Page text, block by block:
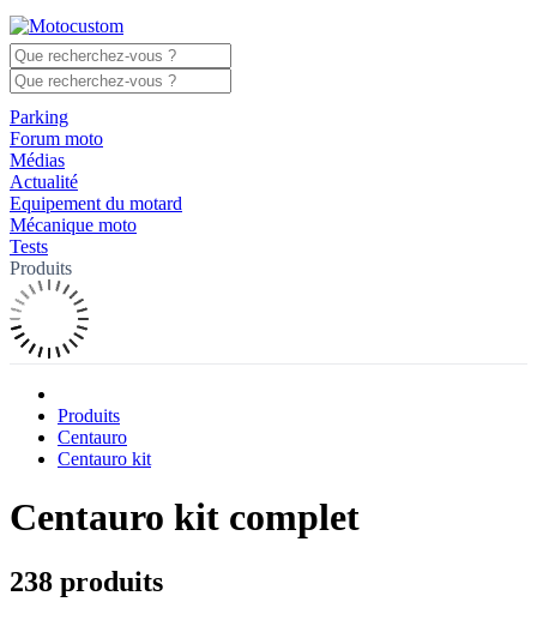
Parking
Forum moto
Médias
Actualité
Equipement du motard
Mécanique moto
Tests
Produits
Produits
Centauro
Centauro kit
Centauro kit complet
238 produits